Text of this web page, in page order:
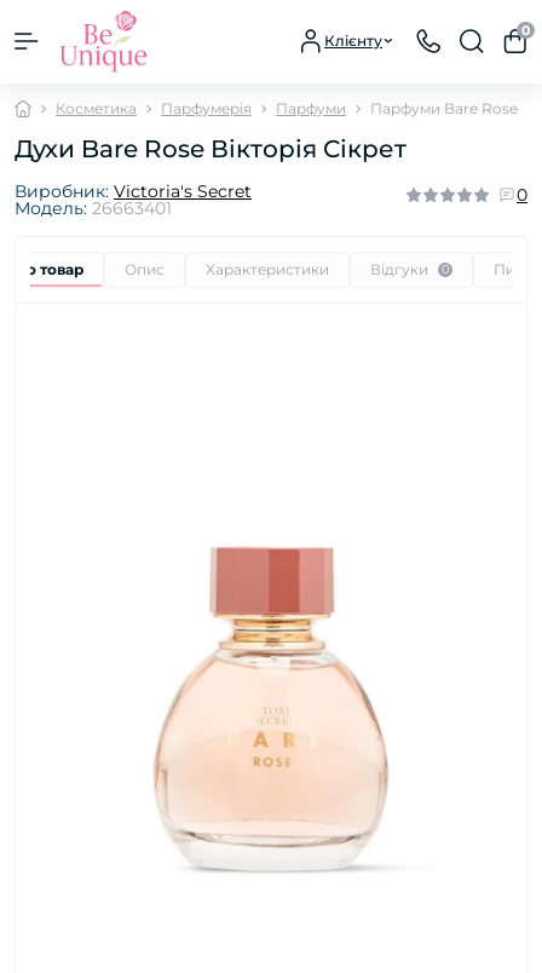
Клієнту
0
Косметика Парфумерія Парфуми Парфуми Bare Rose
Духи Bare Rose Вікторія Сікрет
Виробник: Victoria's Secret
Модель: 26663401
0
про товар Опис Характеристики Відгуки 0